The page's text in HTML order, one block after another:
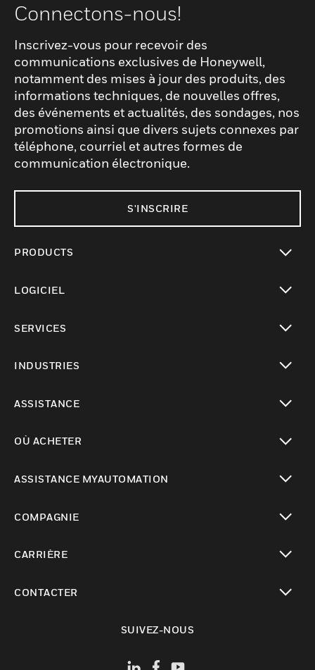
Connectons-nous!
Inscrivez-vous pour recevoir des
communications exclusives de Honeywell,
notamment des mises à jour des produits, des
informations techniques, de nouvelles offres,
des événements et actualités, des sondages, nos
promotions ainsi que divers sujets connexes par
téléphone, courriel et autres formes de
communication électronique.
S'INSCRIRE
PRODUCTS
LOGICIEL
SERVICES
INDUSTRIES
ASSISTANCE
OÙ ACHETER
ASSISTANCE MYAUTOMATION
COMPAGNIE
CARRIÈRE
CONTACTER
SUIVEZ-NOUS